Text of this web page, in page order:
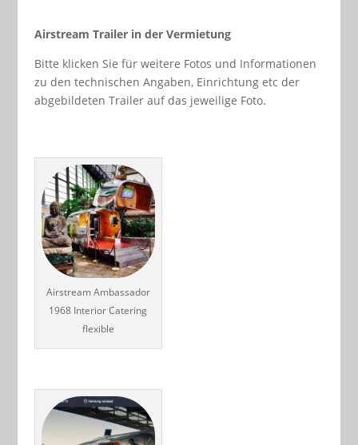
Airstream Trailer in der Vermietung
Bitte klicken Sie für weitere Fotos und Informationen
zu den technischen Angaben, Einrichtung etc der
abgebildeten Trailer auf das jeweilige Foto.
Airstream Ambassador
1968 Interior Catering
flexible